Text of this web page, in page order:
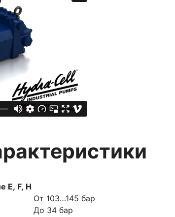
E, F, H
От 103…145 бар
До 34 бар